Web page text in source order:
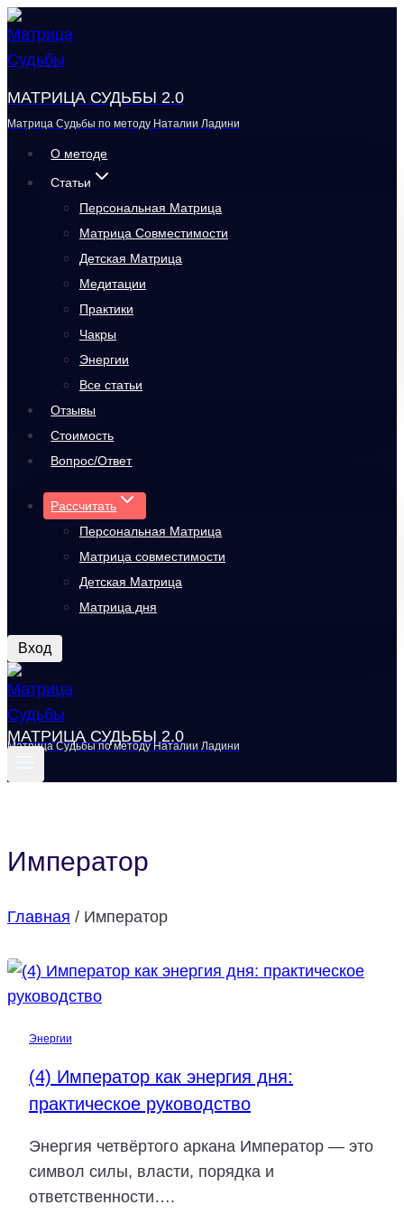
Перейти
к
содержимому
МАТРИЦА СУДЬБЫ 2.0
Матрица Судьбы по методу Наталии Ладини
О методе
Статьи
Персональная Матрица
Матрица Совместимости
Детская Матрица
Медитации
Практики
Чакры
Энергии
Все статьи
Отзывы
Стоимость
Вопрос/Ответ
Рассчитать
Персональная Матрица
Матрица совместимости
Детская Матрица
Матрица дня
Вход
МАТРИЦА СУДЬБЫ 2.0
Матрица Судьбы по методу Наталии Ладини
Император
Главная / Император
Энергии
(4) Император как энергия дня:
практическое руководство
Энергия четвёртого аркана Император — это
символ силы, власти, порядка и
ответственности….